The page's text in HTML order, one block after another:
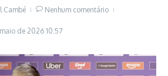
Cambé
Nenhum comentário
de 2026 10:57